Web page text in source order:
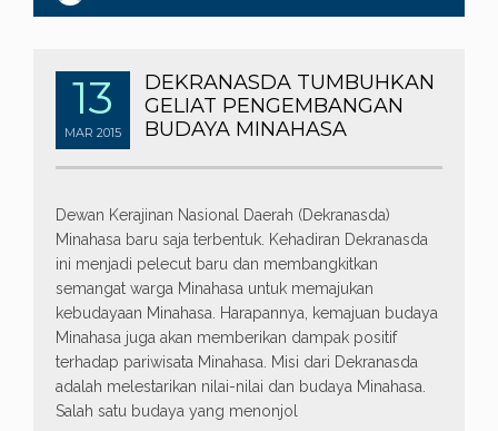
13
MAR 2015
DEKRANASDA TUMBUHKAN
GELIAT PENGEMBANGAN
BUDAYA MINAHASA
Dewan Kerajinan Nasional Daerah (Dekranasda)
Minahasa baru saja terbentuk. Kehadiran Dekranasda
ini menjadi pelecut baru dan membangkitkan
semangat warga Minahasa untuk memajukan
kebudayaan Minahasa. Harapannya, kemajuan budaya
Minahasa juga akan memberikan dampak positif
terhadap pariwisata Minahasa. Misi dari Dekranasda
adalah melestarikan nilai-nilai dan budaya Minahasa.
Salah satu budaya yang menonjol